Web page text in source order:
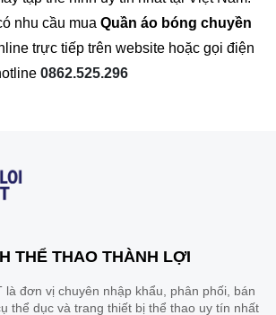
nhu cầu mua Quần áo bóng chuyền
trực tiếp trên website hoặc gọi điện
0862.525.296
THỂ THAO THÀNH LỢI
là đơn vị chuyên nhập khẩu, phân phối, bán
thể dục và trang thiết bị thể thao uy tín nhất